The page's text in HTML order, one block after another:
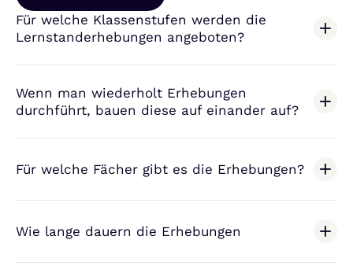
Für welche Klassenstufen werden die
Lernstanderhebungen angeboten?
Wenn man wiederholt Erhebungen
durchführt, bauen diese auf einander auf?
Für welche Fächer gibt es die Erhebungen?
Wie lange dauern die Erhebungen